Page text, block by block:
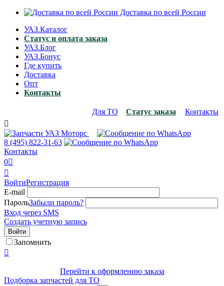
Доставка по всей России
УАЗ.Каталог
Статус и оплата заказа
УАЗ.Блог
УАЗ.Бонус
Где купить
Доставка
Опт
Контакты
Для ТО Статус заказа
Контакты

8 (495) 822-31-63
Контакты
0

ВойтиРегистрация
E-mail
ПарольЗабыли пароль?
Вход через SMS
Создать учетную запись
Войти
Запомнить

Перейти к оформлению заказа
Подборка запчастей для ТО